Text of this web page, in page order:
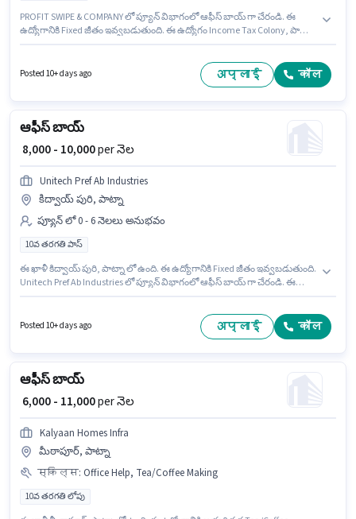
PROFIT SWIPE & COMPANY లో ప్యూన్ విభాగంలో ఆఫీస్ బాయ్ గా చేరండి. ఈ
ఉద్యోగానికి Fixed జీతం ఇవ్వబడుతుంది. ఈ ఉద్యోగం Income Tax Colony, పాట్నా
నెల జీతం ₹10000 ఉంటుంది.
Posted 10+ days ago अप्लाई कॉल
ఆఫీస్ బాయ్
₹ 8,000 - 10,000per నెల
Unitech Pref Ab Industries
కిద్వాయ్ పురి, పాట్నా
ప్యూన్ లో 0 - 6 నెలలు అనుభవం
10వ తరగతి పాస్
ఈ ఖాళీ కిద్వాయ్ పురి, పాట్నా లో ఉంది. ఈ ఉద్యోగానికి Fixed జీతం ఇవ్వబడుతుంది.
Unitech Pref Ab Industries లో ప్యూన్ విభాగంలో ఆఫీస్ బాయ్ గా చేరండి. ఈ
ఉంటుంది.
Posted 10+ days ago अप्लाई कॉल
ఆఫీస్ బాయ్
₹ 6,000 - 11,000per నెల
Kalyaan Homes Infra
మీఠాపూర్, పాట్నా
स्किल्स: Office Help, Tea/Coffee Making
10వ తరగతి లోపు